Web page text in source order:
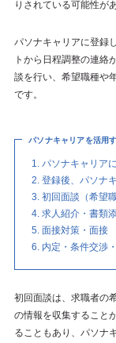
りされている可能性が
パソナキャリアに登録
トから日程調整の連絡
談を行い、希望職種や
です。
パソナキャリアを活用
パソナキャリア
登録後、パソナ
初回面談（希望
求人紹介・書類
面接対策・面接
内定・条件交渉
初回面談は、求職者の
の情報を収集すること
ることもあり、パソナ